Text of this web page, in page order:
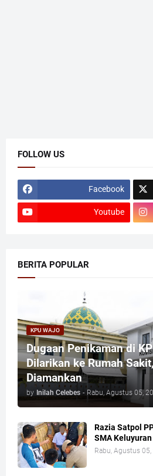
FOLLOW US
Facebook
Youtube
BERITA POPULAR
KPU WAJO
Dugaan Penikaman di
Dilarikan ke Rumah
Diamankan
by Inilah Celebes - Rabu, Agustus 05,
Razia Satpol
SMA
Rabu, Agustus